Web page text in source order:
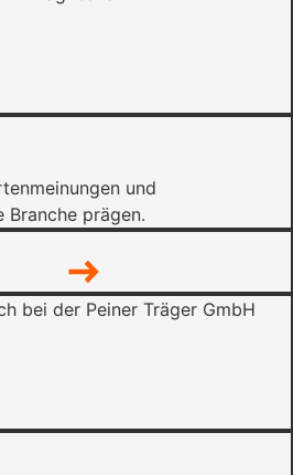
und
Branche prägen.